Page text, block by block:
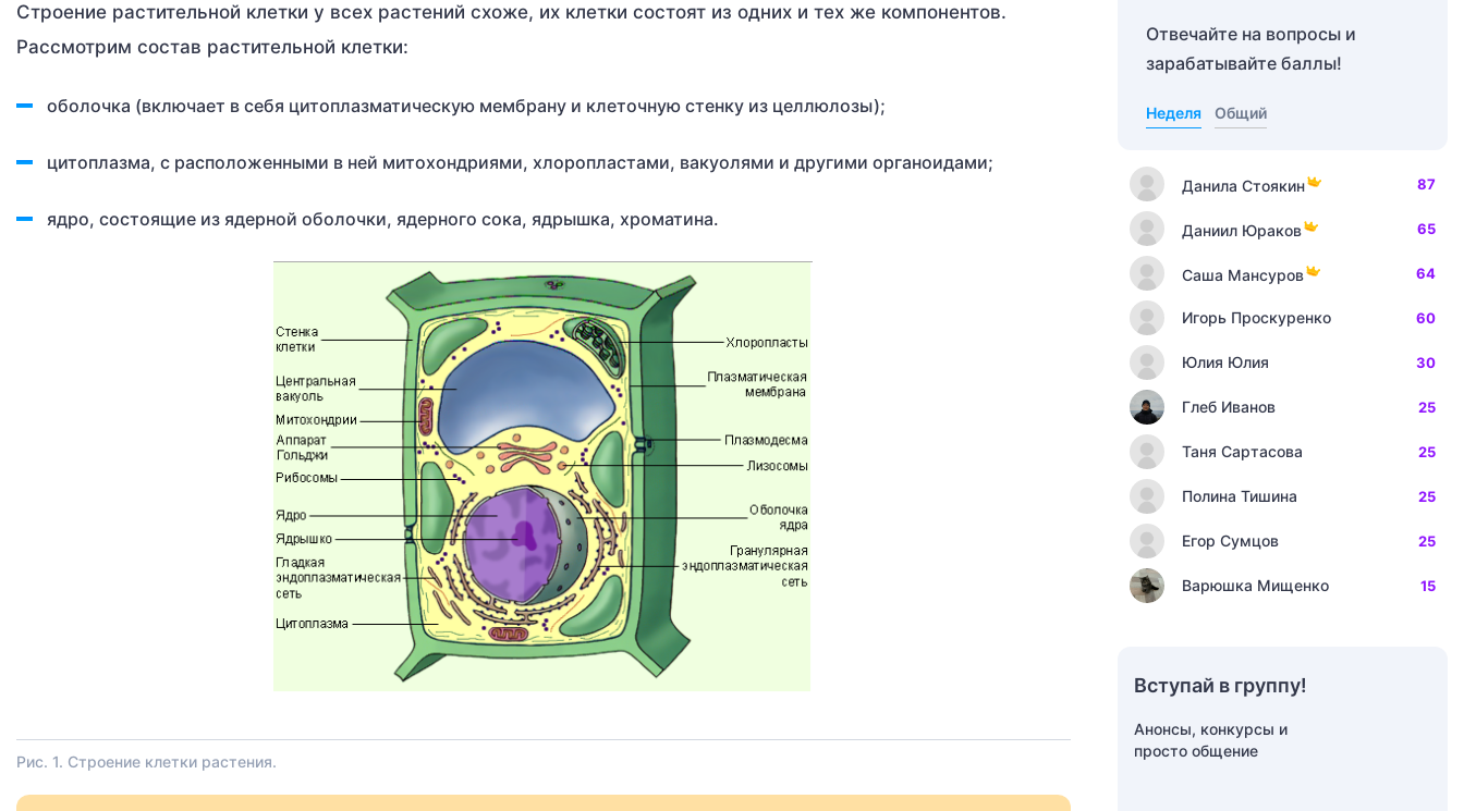
Строение растительной клетки у всех растений схоже, их клетки состоят из одних и тех же компонентов.
Рассмотрим состав растительной клетки:
оболочка (включает в себя цитоплазматическую мембрану и клеточную стенку из целлюлозы);
цитоплазма, с расположенными в ней митохондриями, хлоропластами, вакуолями и другими органоидами;
ядро, состоящие из ядерной оболочки, ядерного сока, ядрышка, хроматина.
Рис. 1. Строение клетки растения.
Отвечайте на вопросы и
зарабатывайте баллы!
Неделя Общий
Данила Стоякин 87
Даниил Юраков 65
Саша Мансуров 64
Игорь Проскуренко 60
Юлия Юлия 30
Глеб Иванов 25
Таня Сартасова 25
Полина Тишина 25
Егор Сумцов 25
Варюшка Мищенко 15
Вступай в группу!
Анонсы, конкурсы и
просто общение